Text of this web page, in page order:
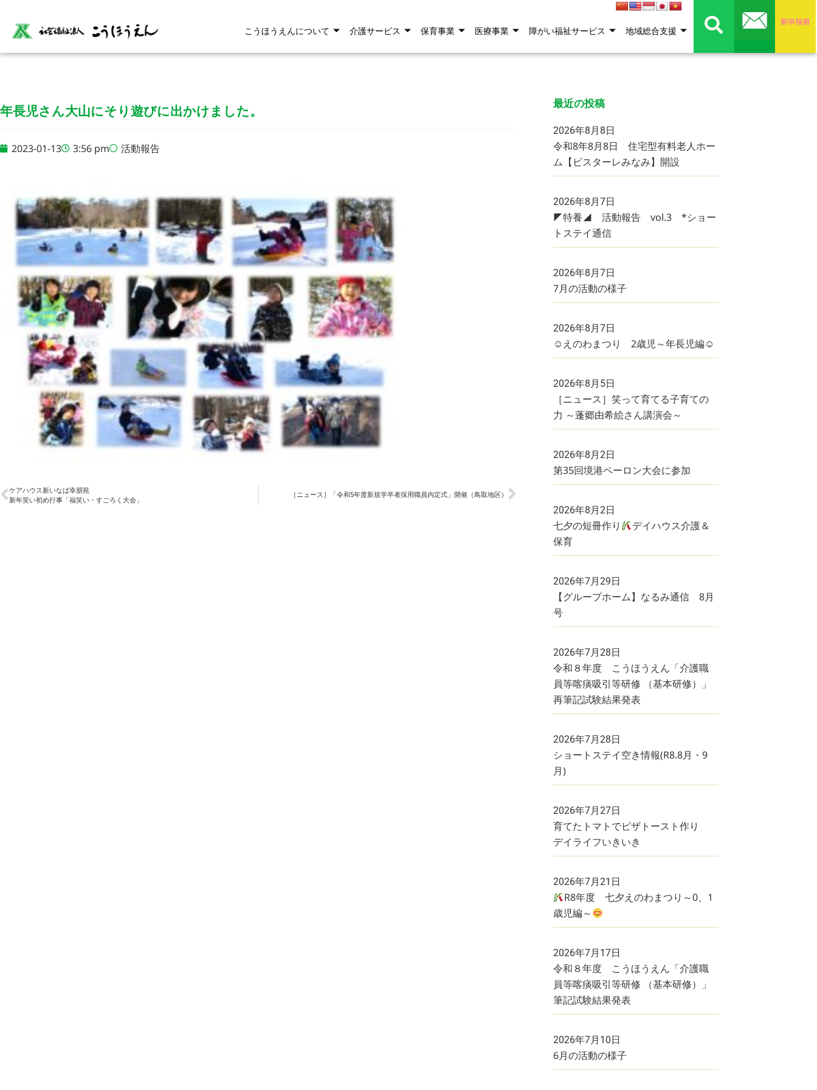
こうほうえんについて 介護サービス 保育事業 医療事業 障がい福祉サービス 地域総合支援
年長児さん大山にそり遊びに出かけました。
2023-01-13 3:56 pm 活動報告
ケアハウス新いなば幸朋苑
新年笑い初め行事「福笑い・すごろく大会」
［ニュース］「令和5年度新規学卒者採用職員内定式」開催（鳥取地区）
最近の投稿
2026年8月8日
令和8年8月8日 住宅型有料老人ホー
ム【ビスターレみなみ】開設
2026年8月7日
◤特養◢ 活動報告 vol.3 *ショー
トステイ通信
2026年8月7日
7月の活動の様子
2026年8月7日
☺えのわまつり 2歳児～年長児編☺
2026年8月5日
［ニュース］笑って育てる子育ての
力 ～蓬郷由希絵さん講演会～
2026年8月2日
第35回境港ペーロン大会に参加
2026年8月2日
七夕の短冊作り
デイハウス介護＆
保育
2026年7月29日
【グループホーム】なるみ通信 8月
号
2026年7月28日
令和８年度 こうほうえん「介護職
員等喀痰吸引等研修 （基本研修）」
再筆記試験結果発表
2026年7月28日
ショートステイ空き情報(R8.8月・9
月)
2026年7月27日
育てたトマトでピザトースト作り
デイライフいきいき
2026年7月21日
R8年度 七夕えのわまつり～0、1
歳児編～
2026年7月17日
令和８年度 こうほうえん「介護職
員等喀痰吸引等研修 （基本研修）」
筆記試験結果発表
2026年7月10日
6月の活動の様子